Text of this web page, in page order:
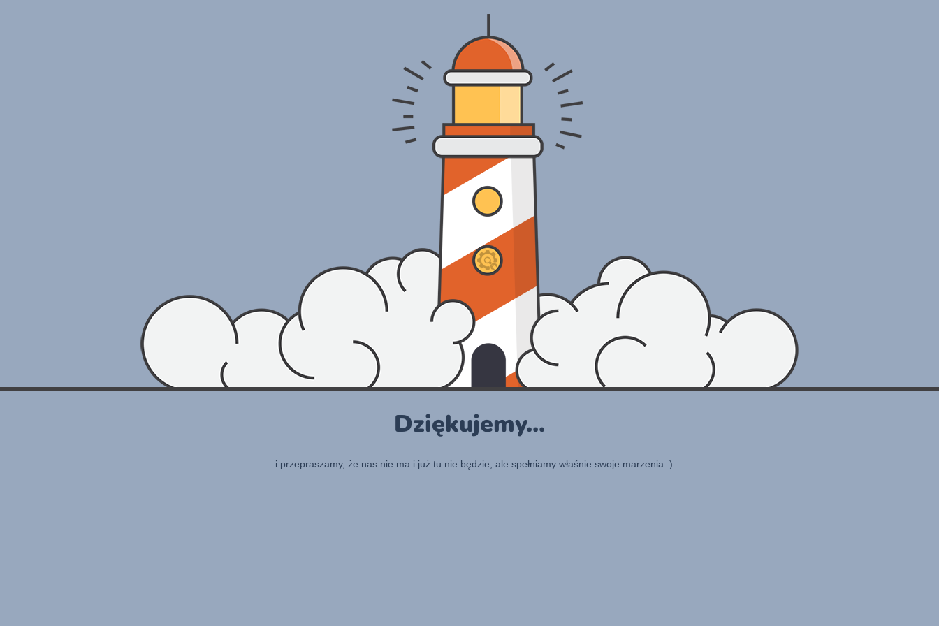
Dziękujemy...
...i przepraszamy, że nas nie ma i już tu nie będzie, ale spełniamy właśnie swoje marzenia :)